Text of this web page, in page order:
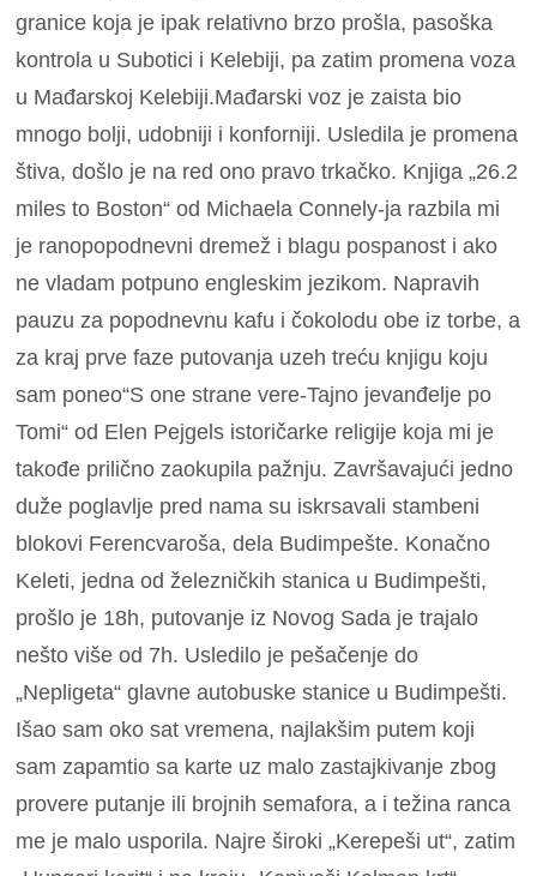
granice koja je ipak relativno brzo prošla, pasoška
kontrola u Subotici i Kelebiji, pa zatim promena voza
u Mađarskoj Kelebiji.Mađarski voz je zaista bio
mnogo bolji, udobniji i konforniji. Usledila je promena
štiva, došlo je na red ono pravo trkačko. Knjiga „26.2
miles to Boston“ od Michaela Connely-ja razbila mi
je ranopopodnevni dremež i blagu pospanost i ako
ne vladam potpuno engleskim jezikom. Napravih
pauzu za popodnevnu kafu i čokolodu obe iz torbe, a
za kraj prve faze putovanja uzeh treću knjigu koju
sam poneo“S one strane vere-Tajno jevanđelje po
Tomi“ od Elen Pejgels istoričarke religije koja mi je
takođe prilično zaokupila pažnju. Završavajući jedno
duže poglavlje pred nama su iskrsavali stambeni
blokovi Ferencvaroša, dela Budimpešte. Konačno
Keleti, jedna od železničkih stanica u Budimpešti,
prošlo je 18h, putovanje iz Novog Sada je trajalo
nešto više od 7h. Usledilo je pešačenje do
„Nepligeta“ glavne autobuske stanice u Budimpešti.
Išao sam oko sat vremena, najlakšim putem koji
sam zapamtio sa karte uz malo zastajkivanje zbog
provere putanje ili brojnih semafora, a i težina ranca
me je malo usporila. Najre široki „Kerepeši ut“, zatim